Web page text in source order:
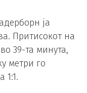
ја
Притисокот на
39-та минута,
метри го
1:1.